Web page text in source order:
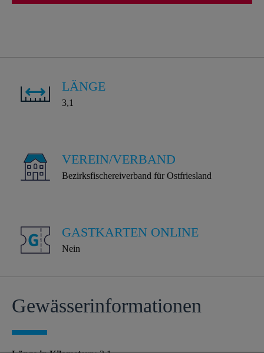
LÄNGE
3,1
VEREIN/VERBAND
Bezirksfischereiverband für Ostfriesland
GASTKARTEN ONLINE
Nein
Gewässer­informationen